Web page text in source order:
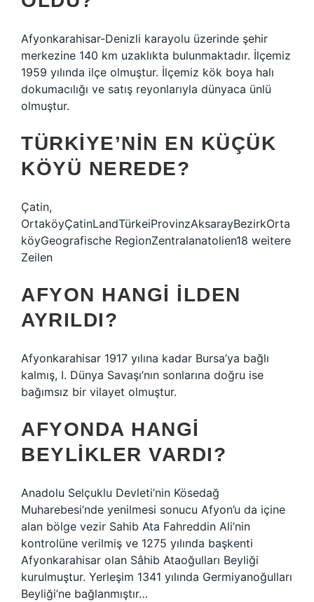
Afyonkarahisar-Denizli karayolu üzerinde şehir
merkezine 140 km uzaklıkta bulunmaktadır. İlçemiz
1959 yılında ilçe olmuştur. İlçemiz kök boya halı
dokumacılığı ve satış reyonlarıyla dünyaca ünlü
olmuştur.
TÜRKIYE’NIN EN KÜÇÜK
KÖYÜ NEREDE?
Çatin,
OrtaköyÇatinLandTürkeiProvinzAksarayBezirkOrta
köyGeografische RegionZentralanatolien18 weitere
Zeilen
AFYON HANGI ILDEN
AYRILDI?
Afyonkarahisar 1917 yılına kadar Bursa’ya bağlı
kalmış, I. Dünya Savaşı’nın sonlarına doğru ise
bağımsız bir vilayet olmuştur.
AFYONDA HANGI
BEYLIKLER VARDI?
Anadolu Selçuklu Devleti’nin Kösedağ
Muharebesi’nde yenilmesi sonucu Afyon’u da içine
alan bölge vezir Sahib Ata Fahreddin Ali’nin
kontrolüne verilmiş ve 1275 yılında başkenti
Afyonkarahisar olan Sâhib Ataoğulları Beyliği
kurulmuştur. Yerleşim 1341 yılında Germiyanoğulları
Beyliği’ne bağlanmıştır…